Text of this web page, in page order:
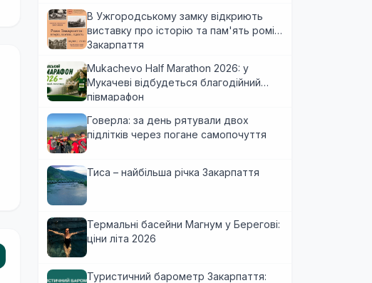
В Ужгородському замку відкриють
виставку про історію та пам'ять ромів
Закарпаття
Mukachevo Half Marathon 2026: у
Мукачеві відбудеться благодійний
півмарафон
Говерла: за день рятували двох
підлітків через погане самопочуття
Тиса – найбільша річка Закарпаття
Термальні басейни Магнум у Берегові:
ціни літа 2026
Туристичний барометр Закарпаття: